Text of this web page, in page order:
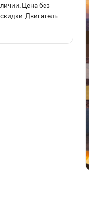
Цена без
Двигатель